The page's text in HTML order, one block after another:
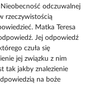
odczuwalnej
rzeczywistością
Matka Teresa
Jej odpowiedź
czuła się
jej związku z nim
tak jakby znalezienie
na boże